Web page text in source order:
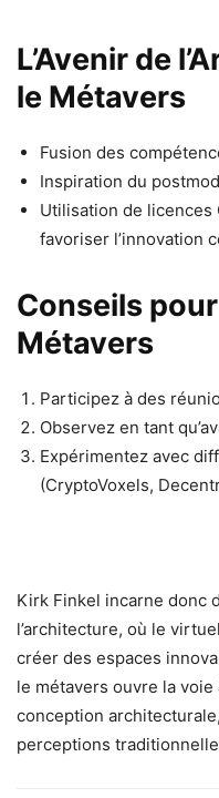
L’Avenir de
le Métavers
Fusion des
Inspiration du
Utilisation de licences
favoriser l’innovation
Conseils
Métavers
Participez à des
Observez en tant
Expérimentez avec
(CryptoVoxels,
Kirk Finkel incarne donc
l’architecture, où le
créer des espaces
le métavers ouvre la
conception
perceptions